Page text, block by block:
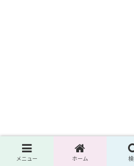
メニュー ホーム